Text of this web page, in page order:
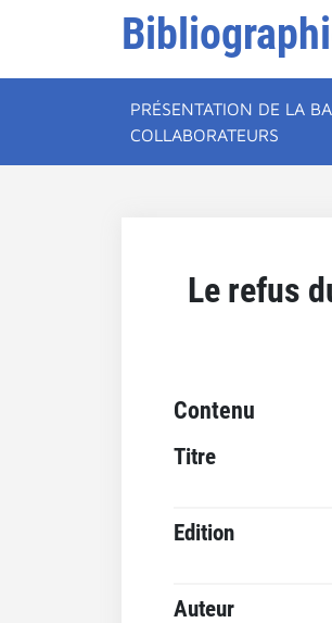
PRÉSENTATION DE LA
COLLABORATEURS
Le refus
Contenu
Titre
Edition
Auteur